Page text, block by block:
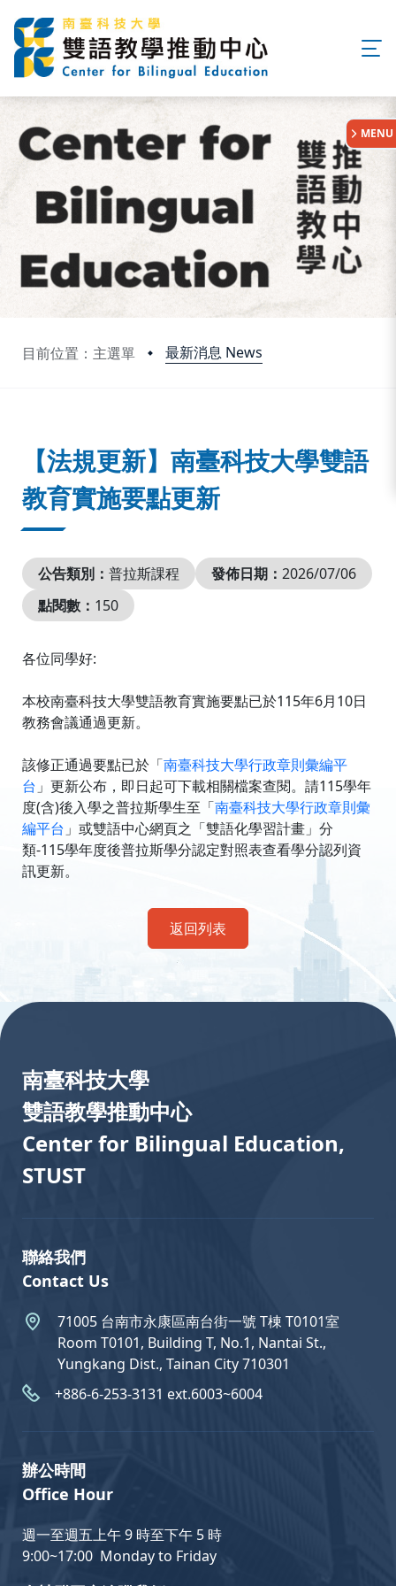
目前位置：主選單 最新消息 News
:::
MENU
【法規更新】南臺科技大學雙語
教育實施要點更新
公告類別： 普拉斯課程 發佈日期： 2026/07/06
點閱數： 150
各位同學好:
本校南臺科技大學雙語教育實施要點已於115年6月10日
教務會議通過更新。
該修正通過要點已於 「南臺科技大學行政章則彙編平
台 」 更新公布，即日起可下載相關檔案查閱。 請115學年
度(含)後入學之普拉斯學生至「南臺科技大學行政章則彙
編平台 」或雙語中心網頁之「雙語化學習計畫」分
類-115學年度後普拉斯學分認定對照表查看學分認列資
訊更新。
返回列表
南臺科技大學
雙語教學推動中心
Center for Bilingual Education,
STUST
聯絡我們
Contact Us
71005 台南市永康區南台街一號 T棟 T0101室
Room T0101, Building T, No.1, Nantai St.,
Yungkang Dist., Tainan City 710301
+886-6-253-3131 ext.6003~6004
辦公時間
Office Hour
週一至週五上午 9 時至下午 5 時
9:00~17:00 Monday to Friday